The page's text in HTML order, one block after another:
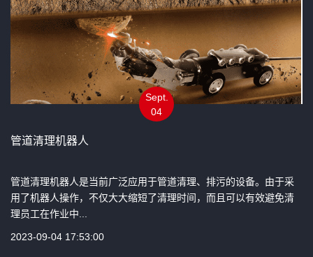
Sept.
04
管道清理机器人
管道清理机器人是当前广泛应用于管道清理、排污的设备。由于采
用了机器人操作，不仅大大缩短了清理时间，而且可以有效避免清
理员工在作业中...
2023-09-04 17:53:00